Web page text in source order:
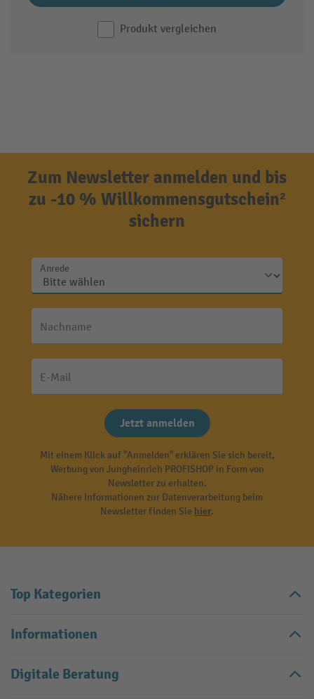
Produkt vergleichen
Zum Newsletter anmelden und bis
zu -10 % Willkommensgutschein²
sichern
Anrede
Nachname
E-Mail
Jetzt anmelden
Mit einem Klick auf "Anmelden" erklären Sie sich bereit,
Werbung von Jungheinrich PROFISHOP in Form von
Newsletter zu erhalten.
Nähere Informationen zur Datenverarbeitung beim
Newsletter finden Sie hier.
Top Kategorien
Informationen
Digitale Beratung